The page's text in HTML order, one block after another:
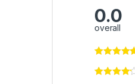
0.0
overall